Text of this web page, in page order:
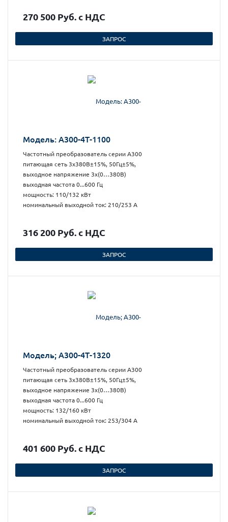
270 500 Руб. с НДС
ЗАПРОС
Модель: А300-4Т-1100
Частотный преобразователь серии А300
питающая сеть 3х380В±15%, 50Гц±5%,
выходное напряжение 3х(0…380В)
выходная частота 0...600 Гц
мощность: 110/132 кВт
номинальный выходной ток: 210/253 А
316 200 Руб. с НДС
ЗАПРОС
Модель; А300-4Т-1320
Частотный преобразователь серии А300
питающая сеть 3х380В±15%, 50Гц±5%,
выходное напряжение 3х(0…380В)
выходная частота 0...600 Гц
мощность: 132/160 кВт
номинальный выходной ток: 253/304 А
401 600 Руб. с НДС
ЗАПРОС